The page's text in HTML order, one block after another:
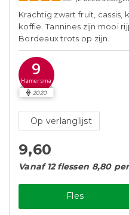
Krachtig zwart fruit, cassis,
koffie. Tannines zijn mooi
Bordeaux trots op zijn.
9
Hamersma
2020
Op verlanglijst
9,60
Vanaf 12 flessen 8,80
Fles